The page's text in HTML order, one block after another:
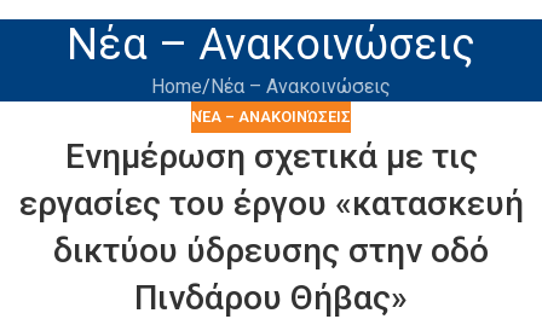
Νέα – Ανακοινώσεις
Home Νέα – Ανακοινώσεις
ΝΈΑ – ΑΝΑΚΟΙΝΏΣΕΙΣ
Ενημέρωση σχετικά με τις
εργασίες του έργου «κατασκευή
δικτύου ύδρευσης στην οδό
Πινδάρου Θήβας»